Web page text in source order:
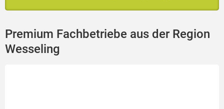
Premium Fachbetriebe aus der Region
Wesseling